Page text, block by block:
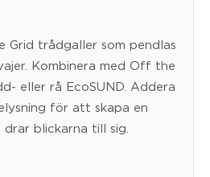
Grid trådgaller som pendlas
Kombinera med Off the
eller rå EcoSUND. Addera
för att skapa en
blickarna till sig.